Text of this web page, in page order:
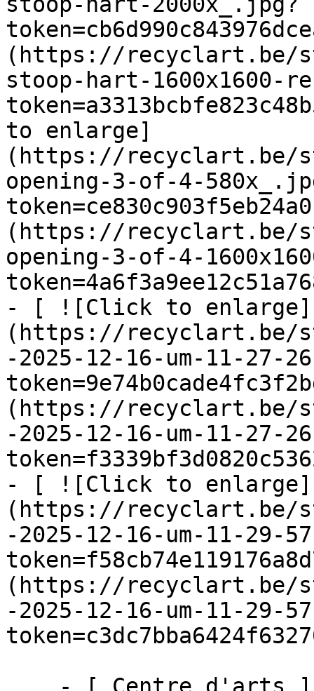
(https://recyclart.be/
stoop-hart-1600x1600-
to enlarge]
(https://recyclart.be/
opening-3-of-4-
(https://recyclart.be/
opening-3-of-4-
- [ ![Click to enlarge]
(https://recyclart.be/
-2025-12-16-um-11-27-
(https://recyclart.be/
-2025-12-16-um-11-27-
- [ ![Click to enlarge]
(https://recyclart.be/
-2025-12-16-um-11-29-
(https://recyclart.be/
-2025-12-16-um-11-29-